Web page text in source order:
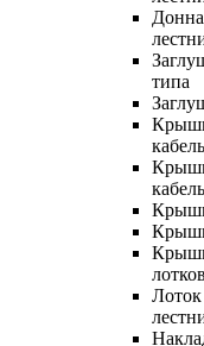
типа
лотков